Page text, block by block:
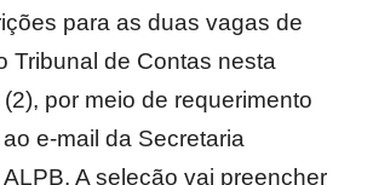
para as duas vagas de
Tribunal de Contas nesta
por meio de requerimento
e-mail da Secretaria
A seleção vai preencher